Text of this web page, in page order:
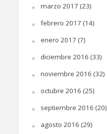
marzo 2017 (23)
febrero 2017 (14)
enero 2017 (7)
diciembre 2016 (33)
noviembre 2016 (32)
octubre 2016 (25)
septiembre 2016 (20)
agosto 2016 (29)